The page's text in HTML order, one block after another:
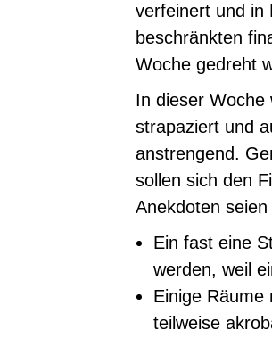
verfeinert und in
beschränkten
Woche gedreht
In dieser Woche
strapaziert und
anstrengend.
sollen sich den
Anekdoten
Ein fast eine
werden, weil
Einige Räume
teilweise